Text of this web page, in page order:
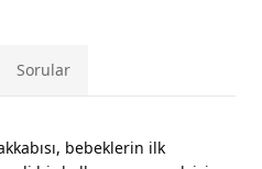
Sorular
bebeklerin ilk